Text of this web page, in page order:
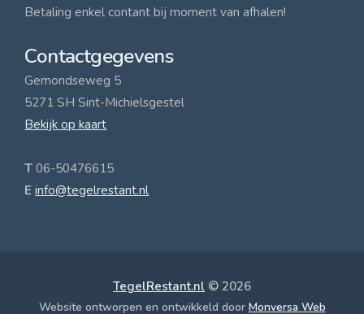
Betaling enkel contant bij moment van afhalen!
Contactgegevens
Gemondseweg 5
5271 SH Sint-Michielsgestel
Bekijk op kaart
T 06-50476615
E info@tegelrestant.nl
TegelRestant.nl © 2026
Website ontworpen en ontwikkeld door Monversa Web